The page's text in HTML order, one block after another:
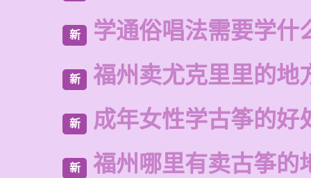
新 学通俗唱法需要学什
新 福州卖尤克里里的地
新 成年女性学古筝的好
新 福州哪里有卖古筝的